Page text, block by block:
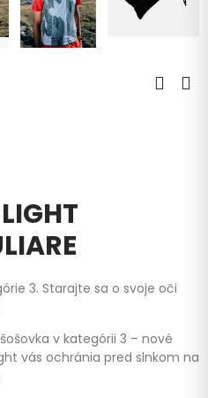
3. Starajte sa o svoje oči
v kategórii 3 – nové
vás ochránia pred slnkom na